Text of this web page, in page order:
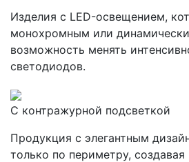
Изделия с LED-освещением,
монохромным или
возможность менять
светодиодов.
С контражурной подсветкой
Продукция с элегантным
только по периметру, создавая